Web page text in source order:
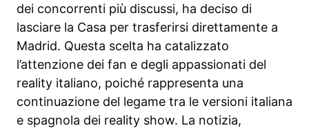
dei concorrenti più discussi, ha deciso di
lasciare la Casa per trasferirsi direttamente a
Madrid. Questa scelta ha catalizzato
l’attenzione dei fan e degli appassionati del
reality italiano, poiché rappresenta una
continuazione del legame tra le versioni italiana
e spagnola dei reality show. La notizia,